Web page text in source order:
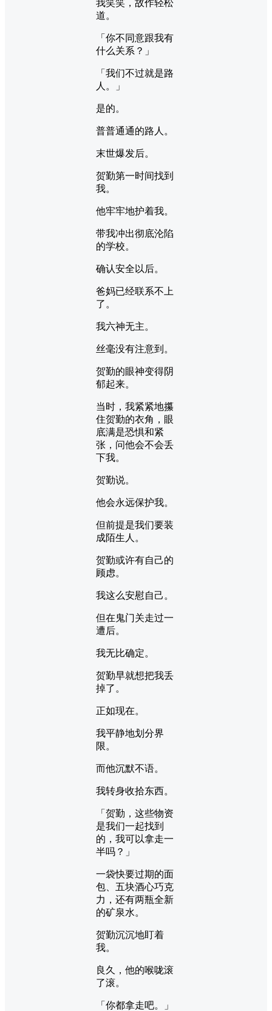
我笑笑，故作轻松
道。
「你不同意跟我有
什么关系？」
「我们不过就是路
人。」
是的。
普普通通的路人。
末世爆发后。
贺勤第一时间找到
我。
他牢牢地护着我。
带我冲出彻底沦陷
的学校。
确认安全以后。
爸妈已经联系不上
了。
我六神无主。
丝毫没有注意到。
贺勤的眼神变得阴
郁起来。
当时，我紧紧地攥
住贺勤的衣角，眼
底满是恐惧和紧
张，问他会不会丢
下我。
贺勤说。
他会永远保护我。
但前提是我们要装
成陌生人。
贺勤或许有自己的
顾虑。
我这么安慰自己。
但在鬼门关走过一
遭后。
我无比确定。
贺勤早就想把我丢
掉了。
正如现在。
我平静地划分界
限。
而他沉默不语。
我转身收拾东西。
「贺勤，这些物资
是我们一起找到
的，我可以拿走一
半吗？」
一袋快要过期的面
包、五块酒心巧克
力，还有两瓶全新
的矿泉水。
贺勤沉沉地盯着
我。
良久，他的喉咙滚
了滚。
「你都拿走吧。」